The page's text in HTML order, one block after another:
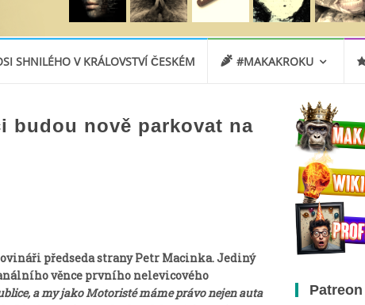
SHNILÉHO V KRÁLOVSTVÍ ČESKÉM #MAKAKROKU
budou nově parkovat na
předseda strany Petr Macinka. Jediný
věnce prvního nelevicového
a my jako Motoristé máme právo nejen auta